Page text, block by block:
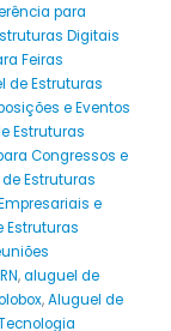
para
Digitais
Feiras
de Estruturas
e Eventos
Estruturas
Congressos e
Estruturas
e
Estruturas
,aluguel de
,Aluguel de